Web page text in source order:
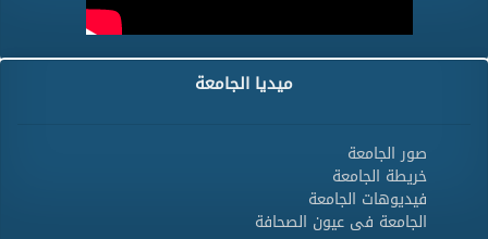
ميديا الجامعة
صور الجامعة
خريطة الجامعة
فيديوهات الجامعة
الجامعة فى عيون الصحافة